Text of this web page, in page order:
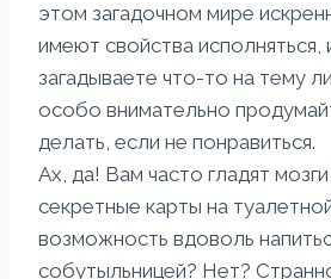
этом загадочном мире
имеют свойства исполняться,
загадываете что-то на тему
особо внимательно
делать, если не понравиться.
Ах, да! Вам часто гладят
секретные карты на
возможность вдоволь
собутыльницей? Нет?